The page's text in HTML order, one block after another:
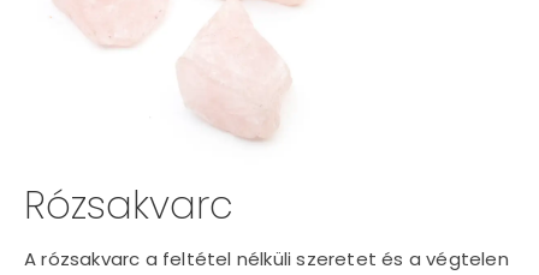
Rózsakvarc
A rózsakvarc a feltétel nélküli szeretet és a végtelen